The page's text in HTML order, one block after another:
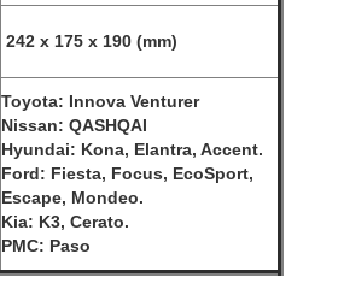
242 x 175 x 190 (mm)
Toyota: Innova Venturer
Nissan: QASHQAI
Hyundai: Kona, Elantra, Accent.
Ford: Fiesta, Focus, EcoSport,
Escape, Mondeo.
Kia: K3, Cerato.
PMC: Paso